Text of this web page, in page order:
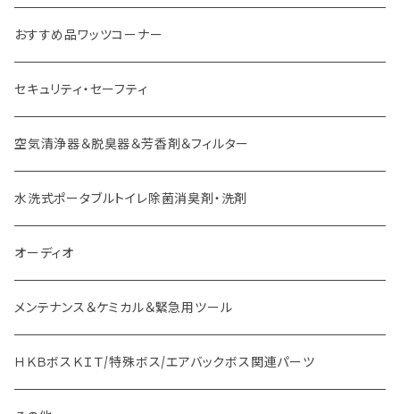
外車用 ボス
おすすめ品ワッツコーナー
セキュリティ・セーフティ
空気清浄器＆脱臭器＆芳香剤＆フィルター
水洗式ポータブルトイレ除菌消臭剤・洗剤
オーディオ
メンテナンス＆ケミカル＆緊急用ツール
ＨＫＢボスＫＩＴ/特殊ボス/エアバックボス関連パーツ